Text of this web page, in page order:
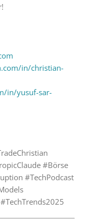
in/christian-
in/yusuf-sar-
#Börse
#TechPodcast